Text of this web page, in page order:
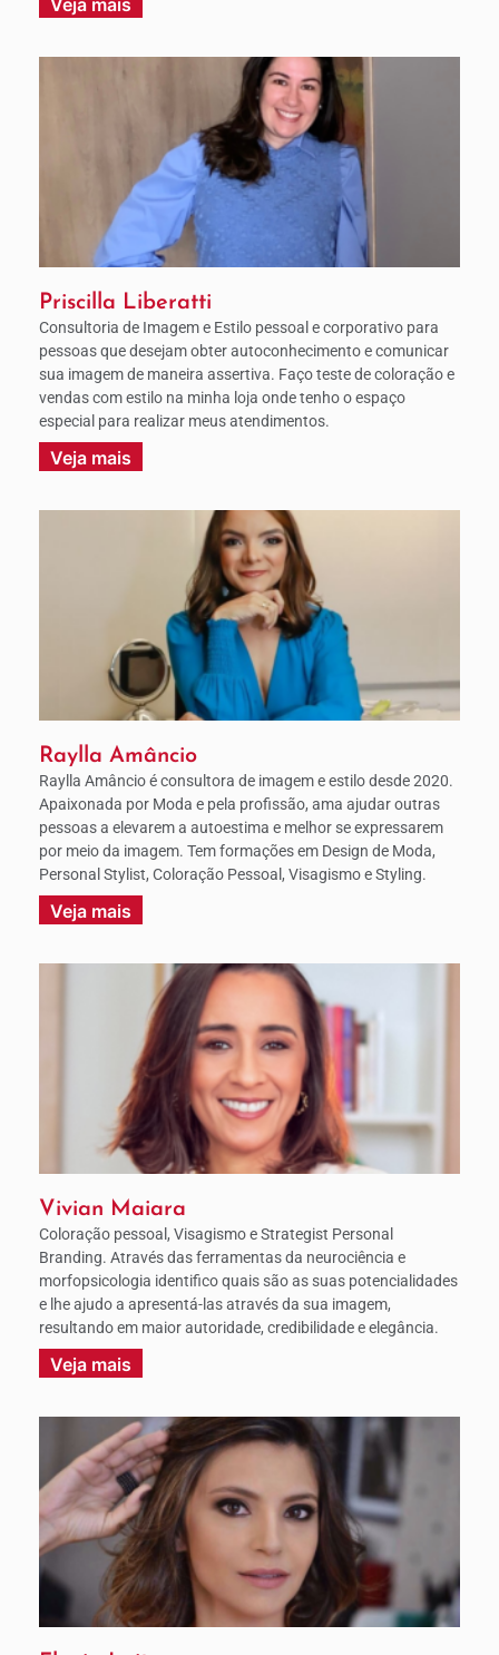
Veja mais
Priscilla Liberatti
Consultoria de Imagem e Estilo pessoal e corporativo para
pessoas que desejam obter autoconhecimento e comunicar
sua imagem de maneira assertiva. Faço teste de coloração e
vendas com estilo na minha loja onde tenho o espaço
especial para realizar meus atendimentos.
Veja mais
Raylla Amâncio
Raylla Amâncio é consultora de imagem e estilo desde 2020.
Apaixonada por Moda e pela profissão, ama ajudar outras
pessoas a elevarem a autoestima e melhor se expressarem
por meio da imagem. Tem formações em Design de Moda,
Personal Stylist, Coloração Pessoal, Visagismo e Styling.
Veja mais
Vivian Maiara
Coloração pessoal, Visagismo e Strategist Personal
Branding. Através das ferramentas da neurociência e
morfopsicologia identifico quais são as suas potencialidades
e lhe ajudo a apresentá-las através da sua imagem,
resultando em maior autoridade, credibilidade e elegância.
Veja mais